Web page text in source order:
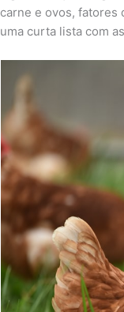
carne e ovos, fatores
uma curta lista com